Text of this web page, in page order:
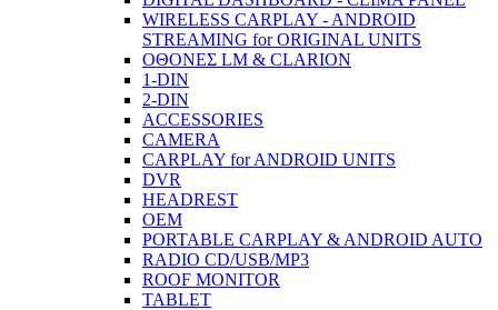
WIRELESS CARPLAY - ANDROID
STREAMING for ORIGINAL UNITS
ΟΘΟΝΕΣ LM & CLARION
1-DIN
2-DIN
ACCESSORIES
CAMERA
CARPLAY for ANDROID UNITS
DVR
HEADREST
OEM
PORTABLE CARPLAY & ANDROID AUTO
RADIO CD/USB/MP3
ROOF MONITOR
TABLET